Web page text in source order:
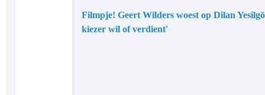
Filmpje! Geert Wilders woest op Dilan
kiezer wil of verdient'